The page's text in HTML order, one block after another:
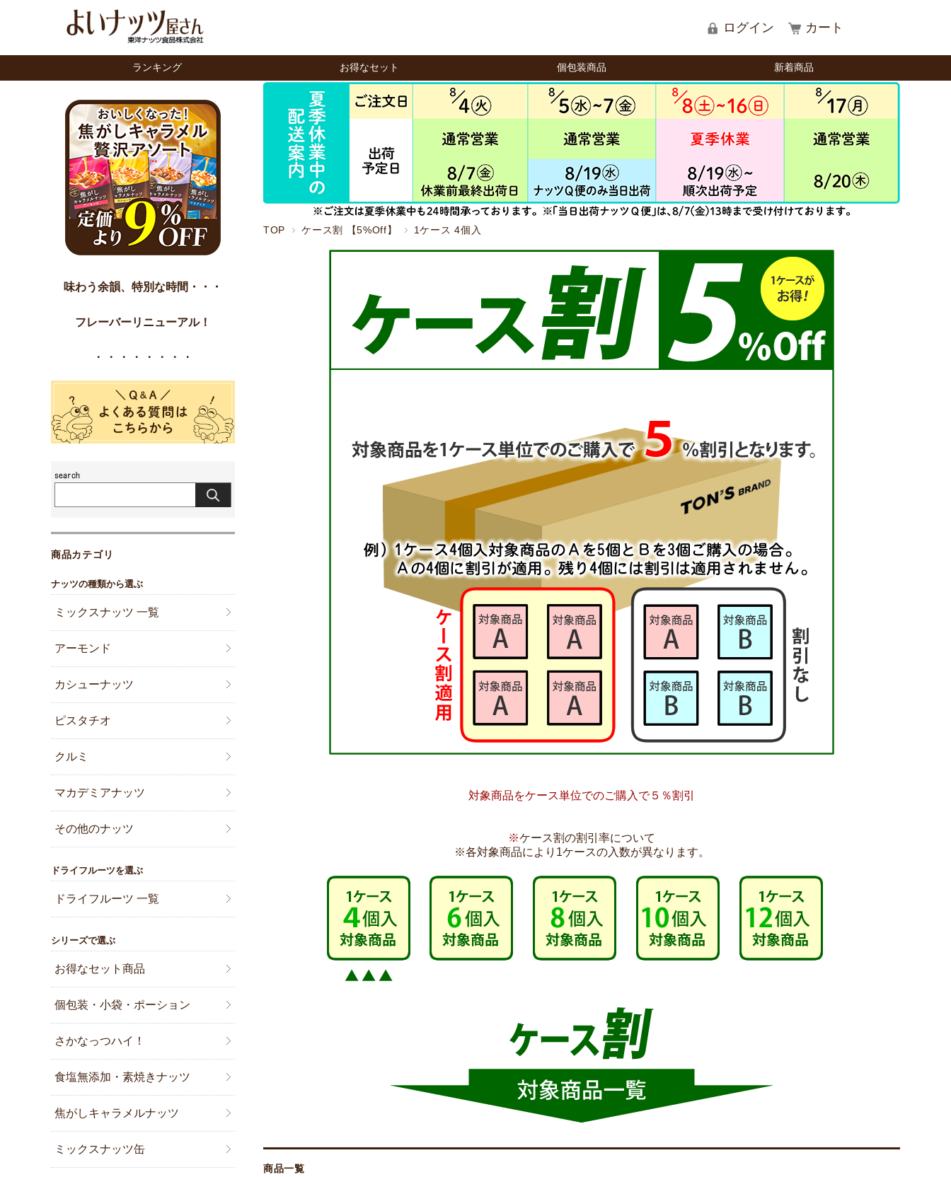
ログイン カート
ランキング お得なセット 個包装商品 新着商品
TOP ケース割 【5%Off】 1ケース 4個入
対象商品をケース単位でのご購入で５％割引
※ケース割の割引率について
※各対象商品により1ケースの入数が異なります。
商品一覧
味わう余韻、特別な時間・・・
フレーバーリニューアル！
・・・・・・・・
商品カテゴリ
ナッツの種類から選ぶ
ミックスナッツ 一覧
アーモンド
カシューナッツ
ピスタチオ
クルミ
マカデミアナッツ
その他のナッツ
ドライフルーツを選ぶ
ドライフルーツ 一覧
シリーズで選ぶ
お得なセット商品
個包装・小袋・ポーション
さかなっつハイ！
食塩無添加・素焼きナッツ
焦がしキャラメルナッツ
ミックスナッツ缶